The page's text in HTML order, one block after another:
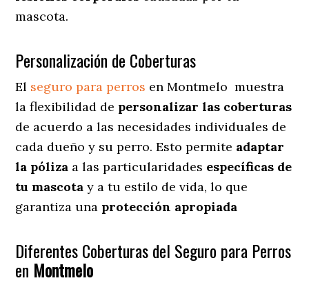
mascota.
Personalización de Coberturas
El seguro para perros en Montmelo muestra
la flexibilidad de personalizar las coberturas
de acuerdo a las necesidades individuales de
cada dueño y su perro. Esto permite adaptar
la póliza a las particularidades específicas de
tu mascota y a tu estilo de vida, lo que
garantiza una protección apropiada
Diferentes Coberturas del Seguro para Perros
en Montmelo